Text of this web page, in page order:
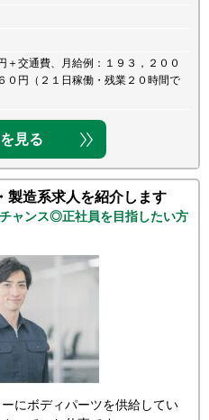
＋交通費、月給例：１９３，２００
０円（２１日稼働・残業２０時間で
見る
製造系求人を紹介します
ャンス◎正社員を目指したい方
にボディパーツを供給してい